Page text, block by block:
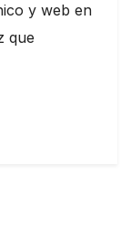
y web en
que